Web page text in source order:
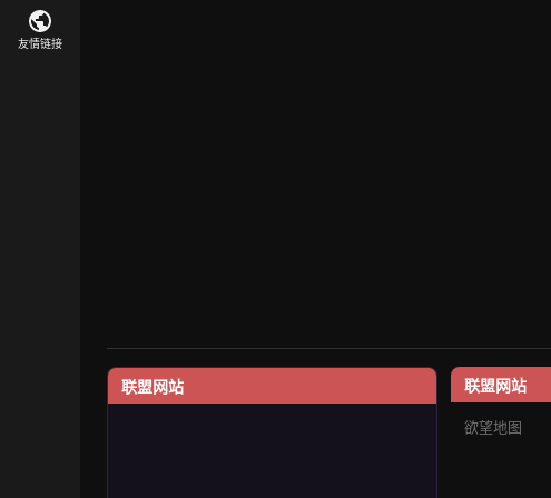
友情链接
联盟网站 联盟网站
欲望地图